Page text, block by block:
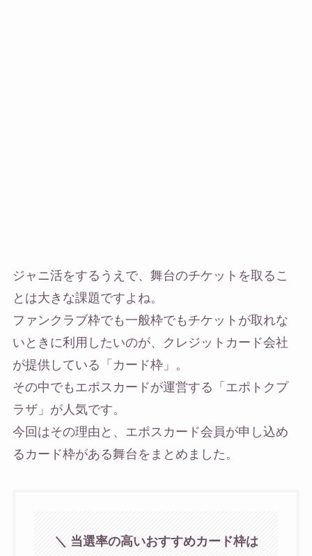
ジャニ活をするうえで、舞台のチケットを取るこ
とは大きな課題ですよね。
ファンクラブ枠でも一般枠でもチケットが取れな
いときに利用したいのが、クレジットカード会社
が提供している「カード枠」。
その中でもエポスカードが運営する「エポトクプ
ラザ」が人気です。
今回はその理由と、エポスカード会員が申し込め
るカード枠がある舞台をまとめました。
＼ 当選率の高いおすすめカード枠は